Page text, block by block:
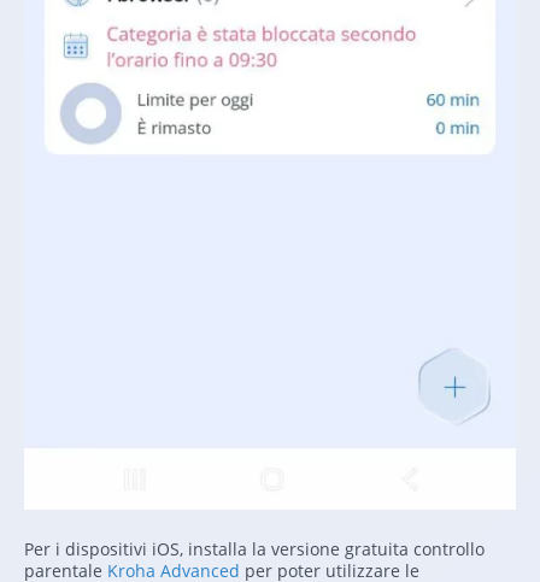
Per i dispositivi iOS, installa la versione gratuita controllo
parentale Kroha Advanced per poter utilizzare le